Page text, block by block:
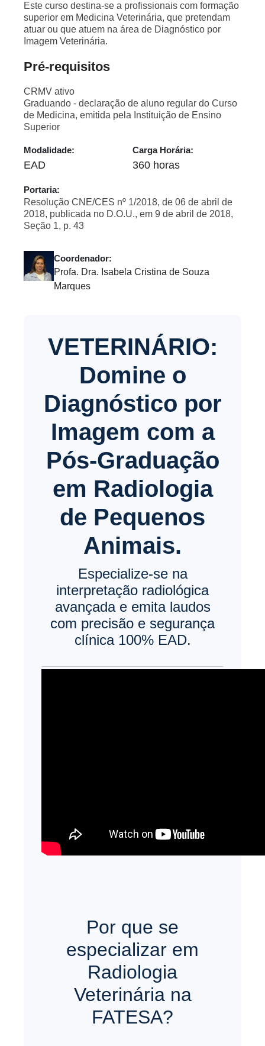
Este curso destina-se a profissionais com formação
superior em Medicina Veterinária, que pretendam
atuar ou que atuem na área de Diagnóstico por
Imagem Veterinária.
Pré-requisitos
CRMV ativo
Graduando - declaração de aluno regular do Curso
de Medicina, emitida pela Instituição de Ensino
Superior
Modalidade:
EAD
Carga Horária:
360 horas
Portaria:
Resolução CNE/CES nº 1/2018, de 06 de abril de
2018, publicada no D.O.U., em 9 de abril de 2018,
Seção 1, p. 43
Coordenador:
Profa. Dra. Isabela Cristina de Souza
Marques
VETERINÁRIO:
Domine o
Diagnóstico por
Imagem com a
Pós-Graduação
em Radiologia
de Pequenos
Animais.
Especialize-se na
interpretação radiológica
avançada e emita laudos
com precisão e segurança
clínica 100% EAD.
Por que se
especializar em
Radiologia
Veterinária na
FATESA?